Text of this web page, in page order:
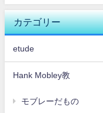
カテゴリー
etude
Hank Mobley教
モブレーだもの